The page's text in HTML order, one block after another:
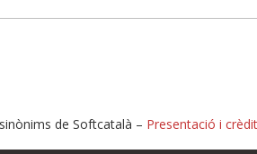
de Softcatalà – Presentació i